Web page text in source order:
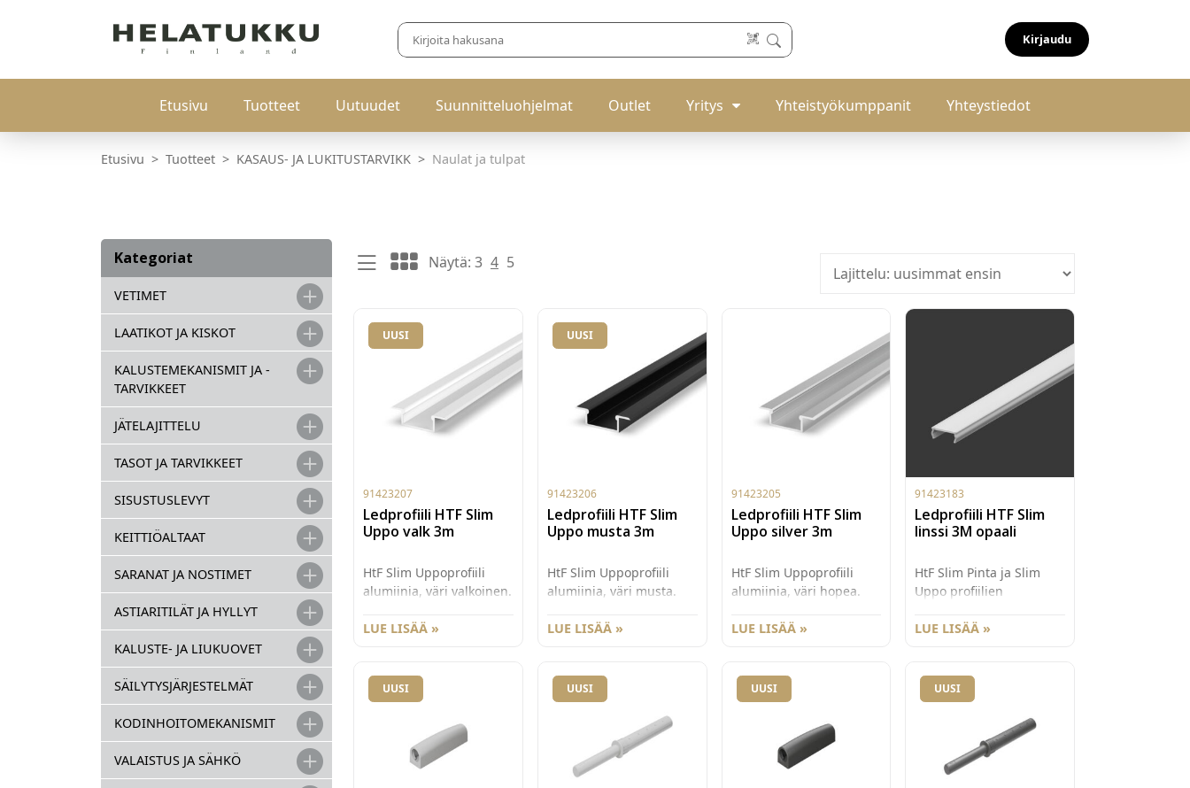
Kirjaudu
Etusivu Tuotteet Uutuudet Suunnitteluohjelmat Outlet Yritys Yhteistyökumppanit Yhteystiedot
Etusivu Tuotteet KASAUS- JA LUKITUSTARVIKK Naulat ja tulpat
Kategoriat
VETIMET
LAATIKOT JA KISKOT
KALUSTEMEKANISMIT JA -
TARVIKKEET
JÄTELAJITTELU
TASOT JA TARVIKKEET
SISUSTUSLEVYT
KEITTIÖALTAAT
SARANAT JA NOSTIMET
ASTIARITILÄT JA HYLLYT
KALUSTE- JA LIUKUOVET
SÄILYTYSJÄRJESTELMÄT
KODINHOITOMEKANISMIT
VALAISTUS JA SÄHKÖ
Näytä: 3 4 5
UUSI
91423207
Ledprofiili HTF Slim
Uppo valk 3m
HtF Slim Uppoprofiili
alumiinia, väri valkoinen.
x 7,5mm, upotettava osa
LUE LISÄÄ »
UUSI
91423206
Ledprofiili HTF Slim
Uppo musta 3m
HtF Slim Uppoprofiili
alumiinia, väri musta.
x 7,5mm, upotettava osa
LUE LISÄÄ »
91423205
Ledprofiili HTF Slim
Uppo silver 3m
HtF Slim Uppoprofiili
alumiinia, väri hopea.
x 7,5mm, upotettava osa
LUE LISÄÄ »
91423183
Ledprofiili HTF Slim
linssi 3M opaali
HtF Slim Pinta ja Slim
Uppo profiilien
linssiprofiili 3m. Linssi
LUE LISÄÄ »
UUSI UUSI UUSI UUSI